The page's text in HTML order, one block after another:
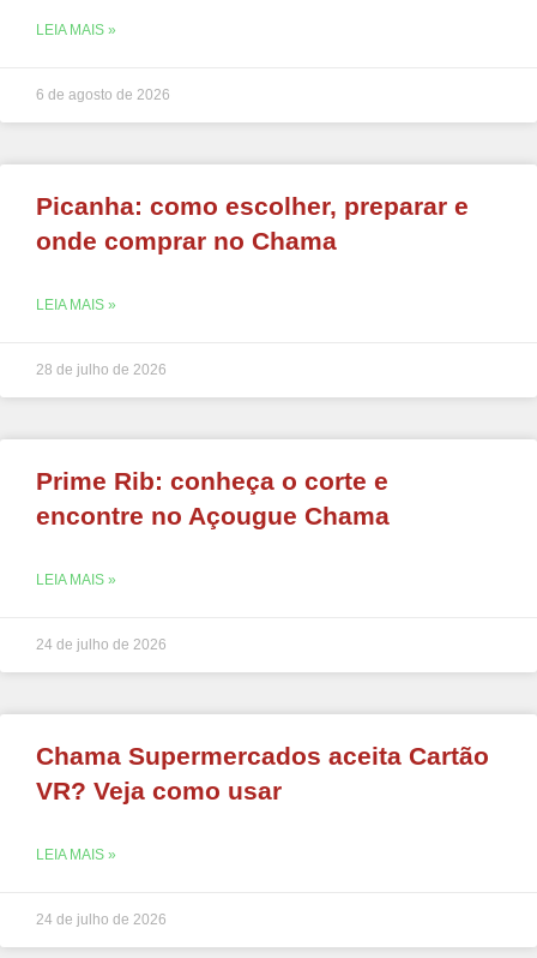
LEIA MAIS »
6 de agosto de 2026
Picanha: como escolher, preparar e
onde comprar no Chama
LEIA MAIS »
28 de julho de 2026
Prime Rib: conheça o corte e
encontre no Açougue Chama
LEIA MAIS »
24 de julho de 2026
Chama Supermercados aceita Cartão
VR? Veja como usar
LEIA MAIS »
24 de julho de 2026